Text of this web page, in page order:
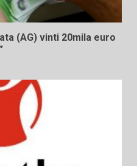
(AG) vinti 20mila euro